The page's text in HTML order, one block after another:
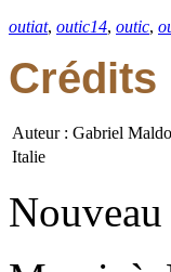
outiat, outic14, outic,
Crédits
Auteur : Gabriel
Italie